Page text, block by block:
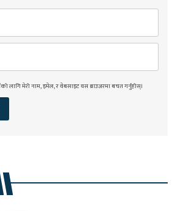
लागि मेरो नाम, इमेल, र वेबसाइट यस ब्राउजरमा बचत गर्नुहोस्।